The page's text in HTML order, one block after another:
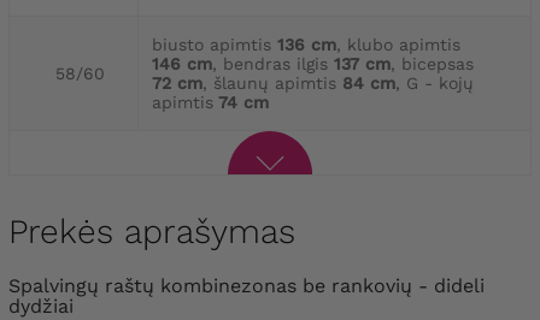
58/60
biusto apimtis 136 cm, klubo apimtis
146 cm, bendras ilgis 137 cm, bicepsas
72 cm, šlaunų apimtis 84 cm, G - kojų
apimtis 74 cm
Prekės aprašymas
Spalvingų raštų kombinezonas be rankovių - dideli
dydžiai